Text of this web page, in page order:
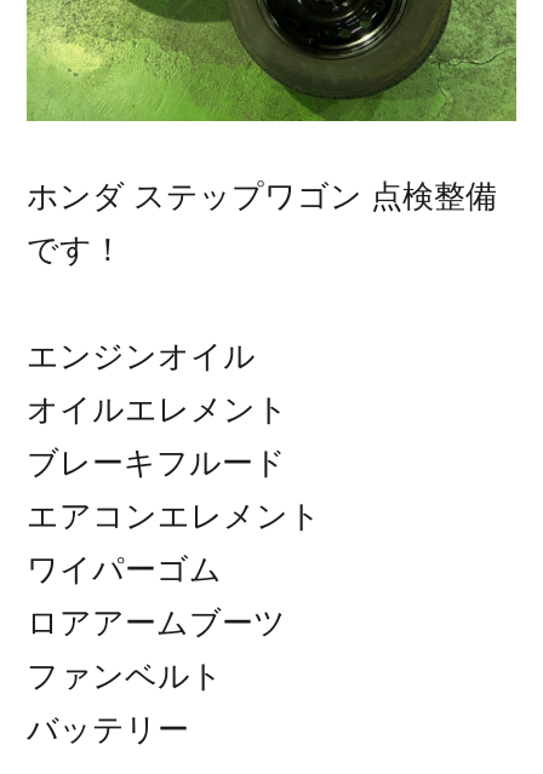
ホンダ ステップワゴン 点検整備
です！
エンジンオイル
オイルエレメント
ブレーキフルード
エアコンエレメント
ワイパーゴム
ロアアームブーツ
ファンベルト
バッテリー